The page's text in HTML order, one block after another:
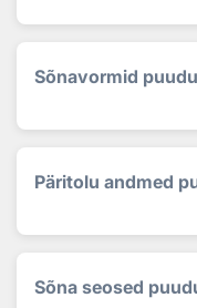
Sõnavormid
Päritolu andmed
Sõna seosed